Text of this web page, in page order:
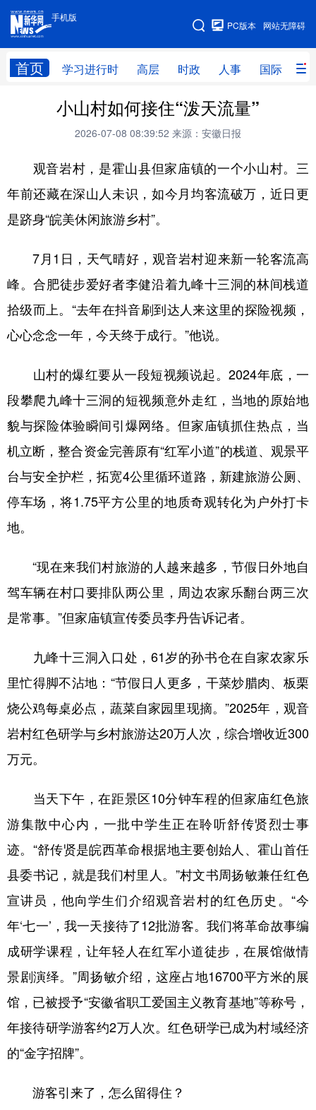
手机版
网站无障碍
PC版本
首页 学习进行时 高层 时政 人事 国际 财
手机版
网站地图
学习进行时 高层 时政
财经 网评
台湾 思客智库 全球连线 教育
科技 科创 量子 体育
文化 书画
访谈 视频 图片 政务
法律 中央文件 金融 汽车
食品 人居 信息化 数字经济
学术中国 乡村振兴 银龄
城市 旅游 能源 会展
彩票 娱乐 时尚 悦读
公益 一带一路 亚太网 上市公司
文化产业
地方频道
辽宁 吉林 上海 江苏
广东 广西 海南 重庆
陕西 甘肃 青海 宁夏
多语种频道
English Español Français عربى
Русский язык 日本語 한국어
Deutsch Português
小山村如何接住“泼天流量”
2026-07-08 08:39:52 来源：安徽日报
观音岩村，是霍山县但家庙镇的一个小山村。三
年前还藏在深山人未识，如今月均客流破万，近日更
是跻身“皖美休闲旅游乡村”。
7月1日，天气晴好，观音岩村迎来新一轮客流高
峰。合肥徒步爱好者李健沿着九峰十三洞的林间栈道
拾级而上。“去年在抖音刷到达人来这里的探险视频，
心心念念一年，今天终于成行。”他说。
山村的爆红要从一段短视频说起。2024年底，一
段攀爬九峰十三洞的短视频意外走红，当地的原始地
貌与探险体验瞬间引爆网络。但家庙镇抓住热点，当
机立断，整合资金完善原有“红军小道”的栈道、观景平
台与安全护栏，拓宽4公里循环道路，新建旅游公厕、
停车场，将1.75平方公里的地质奇观转化为户外打卡
地。
“现在来我们村旅游的人越来越多，节假日外地自
驾车辆在村口要排队两公里，周边农家乐翻台两三次
是常事。”但家庙镇宣传委员李丹告诉记者。
九峰十三洞入口处，61岁的孙书仓在自家农家乐
里忙得脚不沾地：“节假日人更多，干菜炒腊肉、板栗
烧公鸡每桌必点，蔬菜自家园里现摘。”2025年，观音
岩村红色研学与乡村旅游达20万人次，综合增收近300
万元。
当天下午，在距景区10分钟车程的但家庙红色旅
游集散中心内，一批中学生正在聆听舒传贤烈士事
迹。“舒传贤是皖西革命根据地主要创始人、霍山首任
县委书记，就是我们村里人。”村文书周扬敏兼任红色
宣讲员，他向学生们介绍观音岩村的红色历史。“今
年‘七一’，我一天接待了12批游客。我们将革命故事编
成研学课程，让年轻人在红军小道徒步，在展馆做情
景剧演绎。”周扬敏介绍，这座占地16700平方米的展
馆，已被授予“安徽省职工爱国主义教育基地”等称号，
年接待研学游客约2万人次。红色研学已成为村域经济
的“金字招牌”。
游客引来了，怎么留得住？